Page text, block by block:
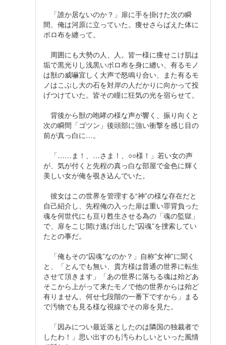
「誰か居ないのか？」扉に手を掛けた次の瞬
間、俺は河原に立っていた。痩せさらばえた体に
ボロ布を纏って。
周囲にも大勢の人、人。皆一様に痩せこけ肌は
垢で黒光りし浅黒いボロ布を身に纏い、有るモノ
は獣の威嚇宜しく大声で怒鳴り合い、また有るモ
ノはこぶし大の石を対岸の人だかりに向かって投
げつけていた。皆その瞳に狂気の光を宿らせて。
背後から獣の咆哮の様な声が響く、振り向くと
次の瞬間「ゴツン」後頭部に強い衝撃を感じ目の
前が真っ白に…。
「……ま！、…さま！、○○様！」若い女の声
が、気が付くと先程の真っ白な部屋で金色に輝く
美しい女が俺を覗き込んでいた。
彼女はこの世界を管理する“神”の様な存在だと
自己紹介し、先程俺の入った扉は重い罪背負った
魂を何世代にも亘り甦生させる為の「魂の監獄」
で、扉をこじ開け逃げ出した”囚魂”を捜索してい
たとの事だ。
「俺もその“囚魂”なのか？」自称”女神”に聞く
と、「とんでも無い、貴方様は普通の世界に転生
させて頂きます」「あの世界に落ちる魂は殆どあ
そこから上がって来たモノで他の世界からは殆ど
有りません、何せ七段階の一番下ですから」まる
で汚物でも見る様な視線でその扉を見た。
「因みについ最近落としたのは隣国の独裁者で
したわ！」思い出すのも汚らわしいといった風情